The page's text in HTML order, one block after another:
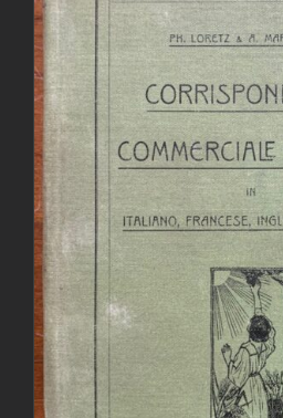
AGGIUNGI AL CARRELLO